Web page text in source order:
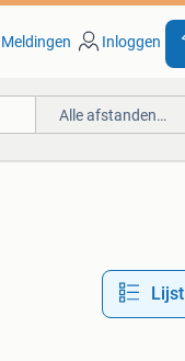
Meldingen Inloggen
Alle afstanden…
Lijst